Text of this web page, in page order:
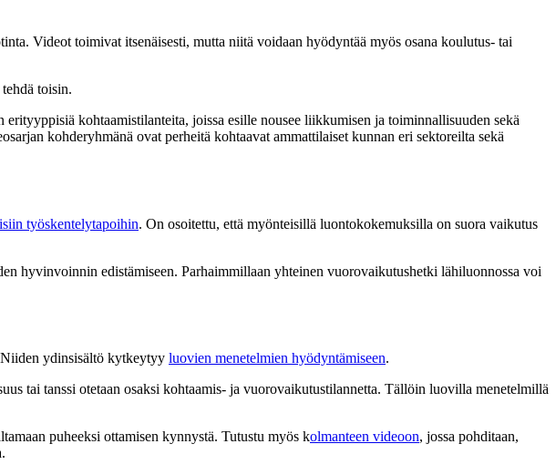
Videot toimivat itsenäisesti, mutta niitä voidaan hyödyntää myös osana koulutus- tai
toisin.
kohtaamistilanteita, joissa esille nousee liikkumisen ja toiminnallisuuden sekä
kohderyhmänä ovat perheitä kohtaavat ammattilaiset kunnan eri sektoreilta sekä
työskentelytapoihin. On osoitettu, että myönteisillä luontokokemuksilla on suora vaikutus
hyvinvoinnin edistämiseen. Parhaimmillaan yhteinen vuorovaikutushetki lähiluonnossa voi
Niiden ydinsisältö kytkeytyy luovien menetelmien hyödyntämiseen.
tai tanssi otetaan osaksi kohtaamis- ja vuorovaikutustilannetta. Tällöin luovilla menetelmillä
puheeksi ottamisen kynnystä. Tutustu myös kolmanteen videoon, jossa pohditaan,